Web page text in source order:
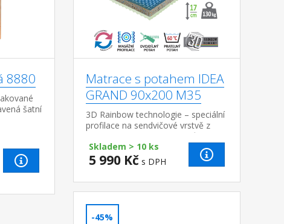
8880
šatní
Matrace s potahem IDEA
GRAND 90x200 M35
3D Rainbow technologie – speciální
profilace na sendvičové vrstvě z
kombinace Flexifoam pěn různých
vlastností a tuhostí, která zajišťuje
komfort...
Skladem > 10 ks
5 990 Kč s DPH
-45%